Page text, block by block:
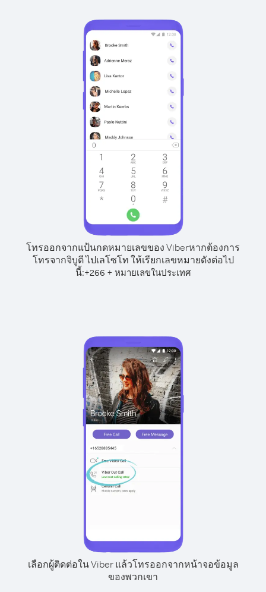
โทรออกจากแป้นกดหมายเลขของ Viberหากต้องการ
โทรจากจิบูตี ไปเลโซโท ให้เรียกเลขหมายดังต่อไป
นี้:+266 + หมายเลขในประเทศ
เลือกผู้ติดต่อใน Viber แล้วโทรออกจากหน้าจอข้อมูล
ของพวกเขา